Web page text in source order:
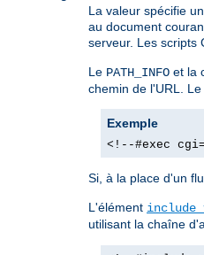
La valeur spécifie
au document
serveur. Les scripts
Le PATH_INFO et la
chemin de l'URL.
Exemple
<!--#exec
Si, à la place d'un
L'élément
utilisant la chaîne